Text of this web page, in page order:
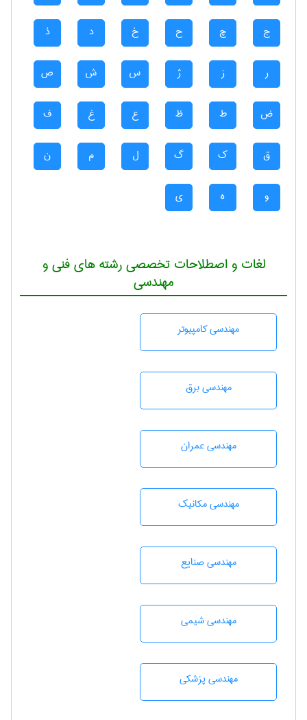
ج چ ح خ د ذ
ر ز ژ س ش ص
ض ط ظ ع غ ف
ق ک گ ل م ن
و ه ی
لغات و اصطلاحات تخصصی رشته های فنی و
مهندسی
مهندسی كامپيوتر
مهندسی برق
مهندسی عمران
مهندسی مکانیک
مهندسی صنايع
مهندسي شيمی
مهندسی پزشکی